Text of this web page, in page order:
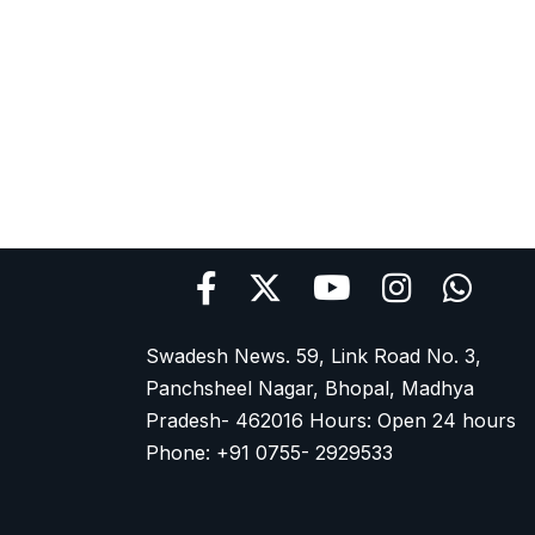
Swadesh News. 59, Link Road No. 3,
Panchsheel Nagar, Bhopal, Madhya
Pradesh- 462016 Hours: Open 24 hours
Phone: +91 0755- 2929533